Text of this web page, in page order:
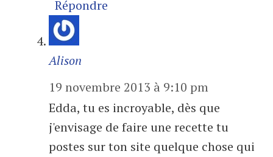
Répondre
Alison
19 novembre 2013 à 9:10 pm
Edda, tu es incroyable, dès que
j'envisage de faire une recette tu
postes sur ton site quelque chose qui